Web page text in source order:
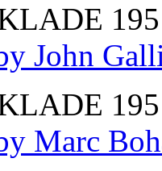
John
Marc